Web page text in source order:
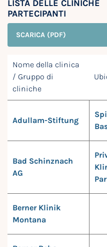
LISTA DELLE CLINICHE
PARTECIPANTI
SCARICA (PDF)
Nome della clinica
/ Gruppo di
cliniche
Adullam-Stiftung
Bad Schinznach
AG
Berner Klinik
Montana